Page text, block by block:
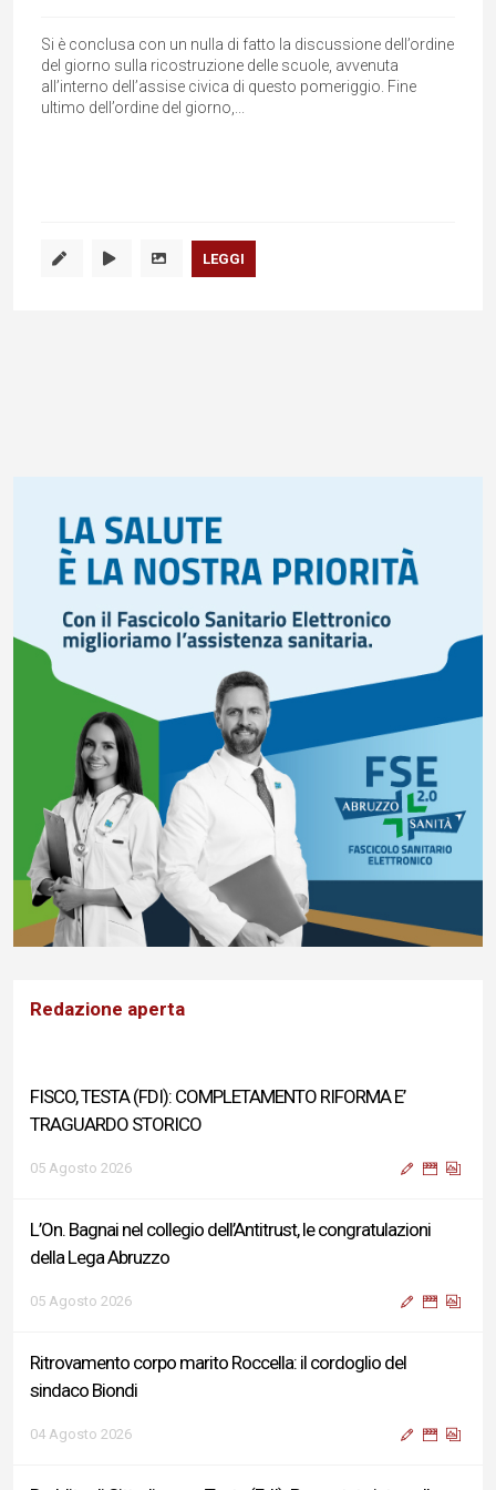
Si è conclusa con un nulla di fatto la discussione dell’ordine
del giorno sulla ricostruzione delle scuole, avvenuta
all’interno dell’assise civica di questo pomeriggio. Fine
ultimo dell’ordine del giorno,...
LEGGI
Redazione aperta
FISCO, TESTA (FDI): COMPLETAMENTO RIFORMA E’
05 Agosto 2026
della Lega Abruzzo
05 Agosto 2026
sindaco Biondi
04 Agosto 2026
su criticità persistenti ed effetti sulle politiche di sviluppo del